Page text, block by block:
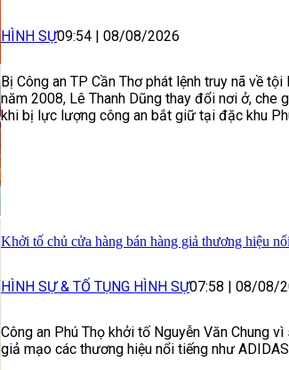
HÌNH SỰ09:54 | 08/08/2026
Bị Công an TP Cần Thơ phát lệnh truy nã về
năm 2008, Lê Thanh Dũng thay đổi nơi ở, che
khi bị lực lượng công an bắt giữ tại đặc khu
Khởi tố chủ cửa hàng bán hàng giả thương hiệu
HÌNH SỰ & TỐ TỤNG HÌNH SỰ07:58 | 08/08/
Công an Phú Thọ khởi tố Nguyễn Văn Chung
giả mạo các thương hiệu nổi tiếng như ADIDAS,